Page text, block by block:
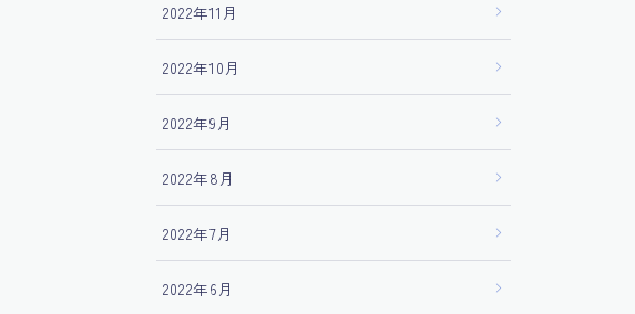
2022年11月
2022年10月
2022年9月
2022年8月
2022年7月
2022年6月